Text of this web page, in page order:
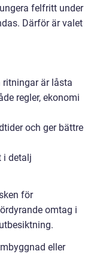
felfritt under
Därför är valet
är låsta
regler, ekonomi
och ger bättre
i detalj
för
omtag i
eller